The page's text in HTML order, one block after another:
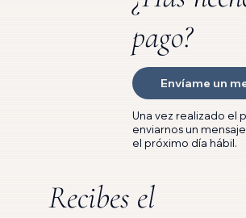
pago?
Una vez realizado el
enviarnos un
el próximo día hábil.
Envíame un
Recibes el